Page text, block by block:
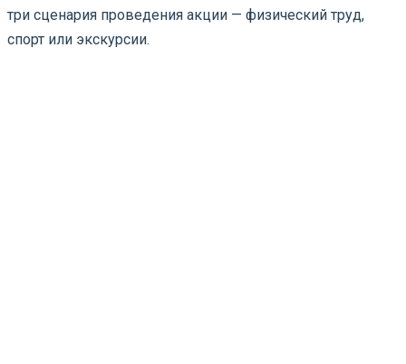
три сценария проведения акции — физический труд,
спорт или экскурсии.